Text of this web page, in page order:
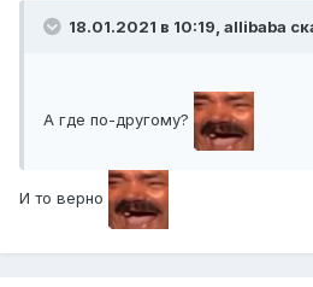
18.01.2021 в 10:19, allibaba
А где по-другому?
И то верно